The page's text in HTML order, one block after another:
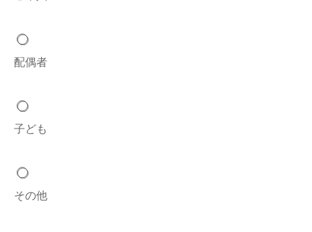
配偶者
子ども
その他